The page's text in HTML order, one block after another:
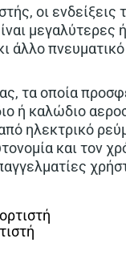
οι ενδείξεις
μεγαλύτερες ή
άλλο
τα οποία
ή καλώδιο
ηλεκτρικό
και τον